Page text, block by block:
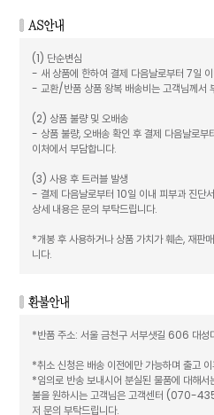
(1) 단순변심
- 새 상품에 한하여 결제 다음날로부터 7일
- 교환/반품 상품 왕복 배송비는 고객님께서
(2) 상품 불량 및 오배송
- 상품 불량, 오배송 확인 후 결제 다음날로부
이처에서 부담합니다.
(3) 사용 후 트러블 발생
- 결제 다음날로부터 10일 이내 피부과 진단
상세 내용은 문의 부탁드립니다.
*개봉 후 사용하거나 상품 가치가 훼손, 재판
니다.
*반품 주소: 서울 금천구 서부샛길 606 대성
*취소 신청은 배송 이전에만 가능하며 출고
*임의로 반송 보내시어 분실된 물품에 대해
불을 원하시는 고객님은 고객센터 (070-
저 문의 부탁드립니다.